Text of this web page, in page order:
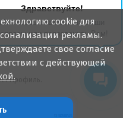
Здравствуйте!
Мы готовы ответить на Ваши
или перезвонить Вам!
браузера в
применяются
. Подробнее об
— в
.
Профиль.
cookie для
рекламы.
свое согласие
с действующей